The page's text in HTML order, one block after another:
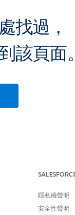
找過，
該頁面。
隱私權聲明
安全性聲明